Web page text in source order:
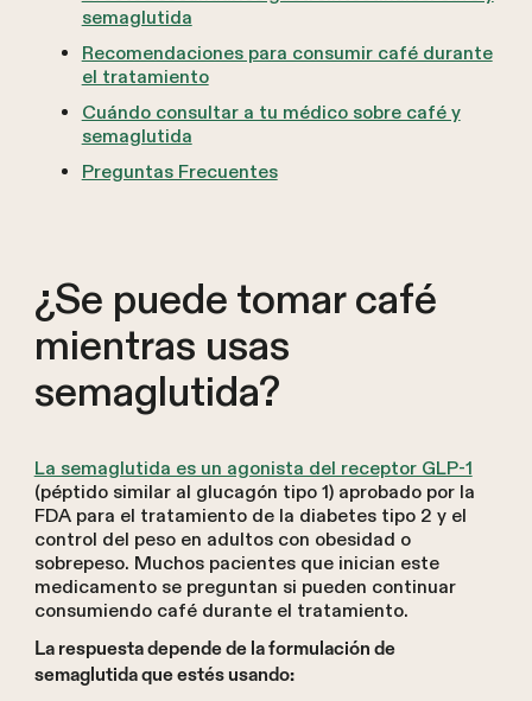
semaglutida
Recomendaciones para consumir café durante
el tratamiento
Cuándo consultar a tu médico sobre café y
semaglutida
Preguntas Frecuentes
¿Se puede tomar café
mientras usas
semaglutida?
La semaglutida es un agonista del receptor GLP-1
(péptido similar al glucagón tipo 1) aprobado por la
FDA para el tratamiento de la diabetes tipo 2 y el
control del peso en adultos con obesidad o
sobrepeso. Muchos pacientes que inician este
medicamento se preguntan si pueden continuar
consumiendo café durante el tratamiento.
La respuesta depende de la formulación de
semaglutida que estés usando: